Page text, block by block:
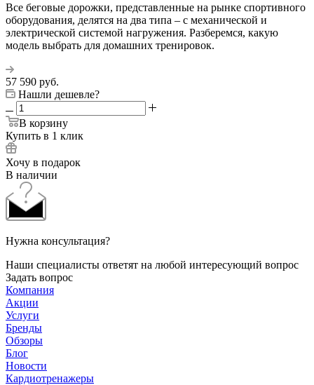
Все беговые дорожки, представленные на рынке спортивного
оборудования, делятся на два типа – с механической и
электрической системой нагружения. Разберемся, какую
модель выбрать для домашних тренировок.
57 590 руб.
Нашли дешевле?
В корзину
Купить в 1 клик
Хочу в подарок
В наличии
Нужна консультация?
Наши специалисты ответят на любой интересующий вопрос
Задать вопрос
Компания
Акции
Услуги
Бренды
Обзоры
Блог
Новости
Кардиотренажеры